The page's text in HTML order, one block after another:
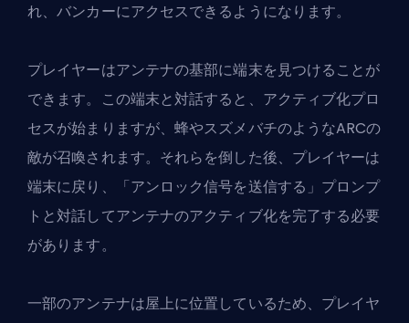
れ、バンカーにアクセスできるようになります。
プレイヤーはアンテナの基部に端末を見つけることが
できます。この端末と対話すると、アクティブ化プロ
セスが始まりますが、蜂やスズメバチのようなARCの
敵が召喚されます。それらを倒した後、プレイヤーは
端末に戻り、「アンロック信号を送信する」プロンプ
トと対話してアンテナのアクティブ化を完了する必要
があります。
一部のアンテナは屋上に位置しているため、プレイヤ